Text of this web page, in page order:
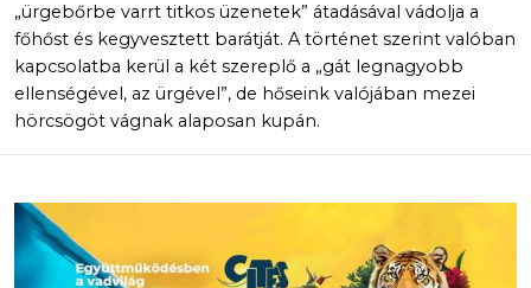
„ürgebőrbe varrt titkos üzenetek” átadásával vádolja a
főhőst és kegyvesztett barátját. A történet szerint valóban
kapcsolatba kerül a két szereplő a „gát legnagyobb
ellenségével, az ürgével”, de hőseink valójában mezei
hörcsögöt vágnak alaposan kupán.